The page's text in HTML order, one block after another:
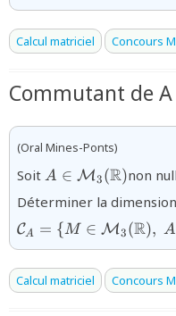
Calcul matriciel Concours
Commutant de
(Oral Mines-Ponts)
Soit {A\in
\mathcal{M}_{3}
(\mathbb{R})}
A ∈ M3 (R)non
Déterminer la
CA = {M ∈ M3 (R), A
Calcul matriciel Concours